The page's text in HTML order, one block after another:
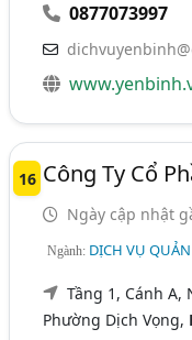
0877073997
16 Công Ty Cổ
Ngày cập nhật
Ngành: DỊCH VỤ
Tầng 1, Cánh A,
Phường Dịch Vọng,